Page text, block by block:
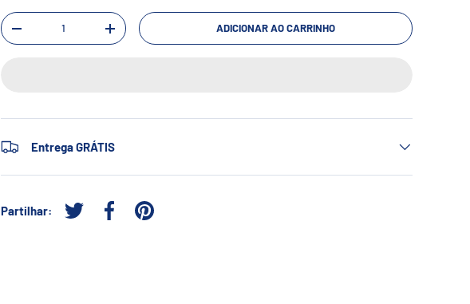
Qtd.
-
+ ADICIONAR AO CARRINHO
Entrega GRÁTIS
Partilhar:
Tweetar no Twitter
Partilhar no Facebook
Afixar no Pinterest